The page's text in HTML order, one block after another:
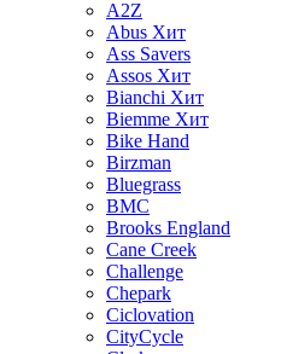
A2Z
Abus Хит
Ass Savers
Assos Хит
Bianchi Хит
Biemme Хит
Bike Hand
Birzman
Bluegrass
BMC
Brooks England
Cane Creek
Challenge
Chepark
Ciclovation
CityCycle